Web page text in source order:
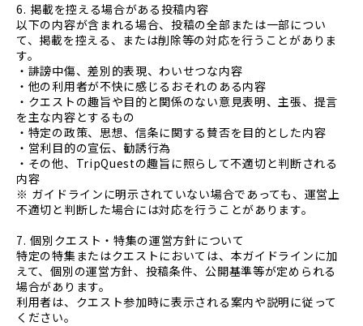
6. 掲載を控える場合がある投稿内容
以下の内容が含まれる場合、投稿の全部または一部につい
て、掲載を控える、または削除等の対応を行うことがありま
す。
・誹謗中傷、差別的表現、わいせつな内容
・他の利用者が不快に感じるおそれのある内容
・クエストの趣旨や目的と関係のない意見表明、主張、提言
を主な内容とするもの
・特定の政策、思想、信条に関する賛否を目的とした内容
・営利目的の宣伝、勧誘行為
・その他、TripQuestの趣旨に照らして不適切と判断される
内容
※ ガイドラインに明示されていない場合であっても、運営上
不適切と判断した場合には対応を行うことがあります。
7. 個別クエスト・特集の運営方針について
特定の特集またはクエストにおいては、本ガイドラインに加
えて、個別の運営方針、投稿条件、公開基準等が定められる
場合があります。
利用者は、クエスト参加時に表示される案内や説明に従って
ください。